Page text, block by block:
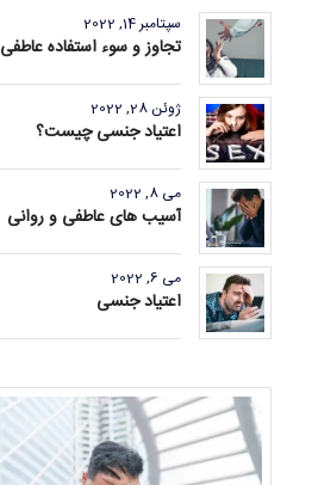
سپتامبر 14, 2022
تجاوز و سوء استفاده
ژوئن 28, 2022
اعتیاد جنسی چیست؟
می 8, 2022
آسیب های عاطفی و روانی
می 6, 2022
اعتیاد جنسی